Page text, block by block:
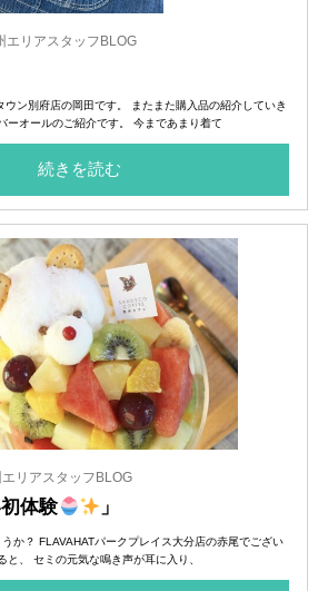
エリアスタッフBLOG
ウン別府店の岡田です。 またまた購入品の紹介していき
ーオールのご紹介です。 今まであまり着て
続きを読む
エリアスタッフBLOG
初体験 」
か？ FLAVAHATパークプレイス大分店の赤尾でござい
と、 セミの元気な鳴き声が耳に入り、